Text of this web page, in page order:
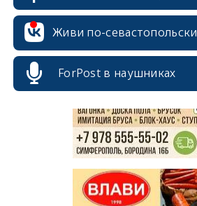
Живи по-севастопольски
ForPost в наушниках